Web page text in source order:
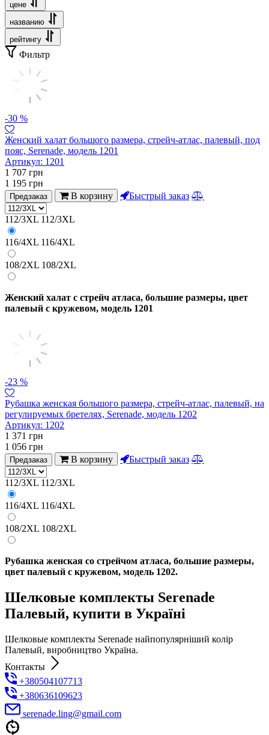
цене
названию
рейтингу
Фильтр
-30 %
Женский халат большого размера, стрейч-атлас, палевый, под
пояс, Serenade, модель 1201
Артикул: 1201
1 707 грн
1 195 грн
Предзаказ В корзину Быстрый заказ
112/3XL 112/3XL
116/4XL 116/4XL
108/2XL 108/2XL
Женский халат с стрейч атласа, большие размеры, цвет
палевый с кружевом, модель 1201
-23 %
Рубашка женская большого размера, стрейч-атлас, палевый, на
регулируемых бретелях, Serenade, модель 1202
Артикул: 1202
1 371 грн
1 056 грн
Предзаказ В корзину Быстрый заказ
112/3XL 112/3XL
116/4XL 116/4XL
108/2XL 108/2XL
Рубашка женская со стрейчом атласа, большие размеры,
цвет палевый с кружевом, модель 1202.
Шелковые комплекты Serenade
Палевый, купити в Україні
Шелковые комплекты Serenade найпопулярніший колір
Палевый, виробництво Україна.
Контакты
+380504107713
+380636109623
serenade.ling@gmail.com